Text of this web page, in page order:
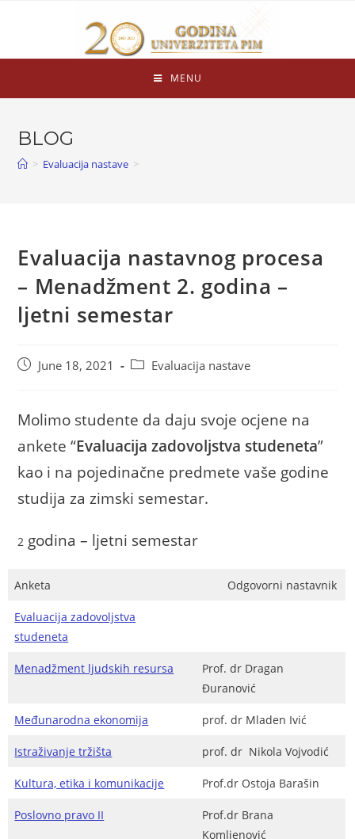
MENU
BLOG
> Evaluacija nastave >
Evaluacija nastavnog procesa
– Menadžment 2. godina –
ljetni semestar
June 18, 2021 Evaluacija nastave
Molimo studente da daju svoje ocjene na
ankete “Evaluacija zadovoljstva studeneta”
kao i na pojedinačne predmete vaše godine
studija za zimski semestar.
2 godina – ljetni semestar
Anketa Odgovorni nastavnik
Evaluacija zadovoljstva
studeneta
Menadžment ljudskih resursa
Prof. dr Dragan
Đuranović
Međunarodna ekonomija prof. dr Mladen Ivić
Istraživanje tržišta prof. dr Nikola Vojvodić
Kultura, etika i komunikacije Prof.dr Ostoja Barašin
Poslovno pravo II
Prof.dr Brana
Komljenović